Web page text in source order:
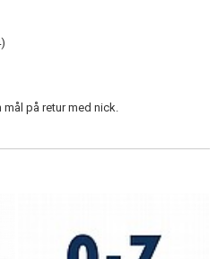
mål på retur med nick.